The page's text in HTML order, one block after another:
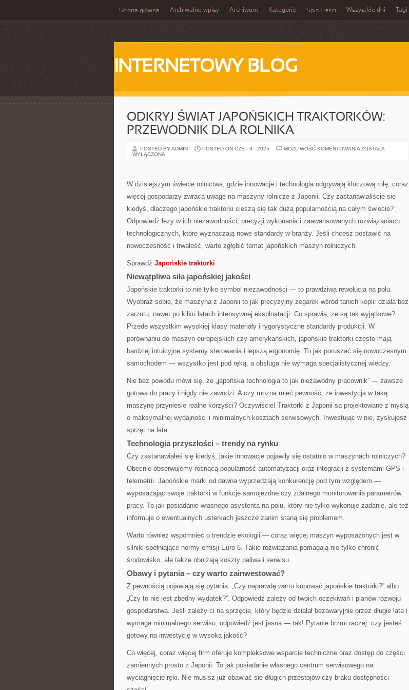
Strona główna Archiwalne wpisy Archiwum Kategorie Spis Treści Wszystkie dni Tagi
INTERNETOWY BLOG
ODKRYJ ŚWIAT JAPOŃSKICH TRAKTORKÓW:
PRZEWODNIK DLA ROLNIKA
POSTED BY ADMIN POSTED ON CZE - 9 - 2025 MOŻLIWOŚĆ KOMENTOWANIA ODKRYJ
ROLNIKA
ZOSTAŁA
WYŁĄCZONA
W dzisiejszym świecie rolnictwa, gdzie innowacje i technologia odgrywają kluczową rolę, coraz
więcej gospodarzy zwraca uwagę na maszyny rolnicze z Japonii. Czy zastanawialiście się
kiedyś, dlaczego japońskie traktorki cieszą się tak dużą popularnością na całym świecie?
Odpowiedź leży w ich niezawodności, precyzji wykonania i zaawansowanych rozwiązaniach
technologicznych, które wyznaczają nowe standardy w branży. Jeśli chcesz postawić na
nowoczesność i trwałość, warto zgłębić temat japońskich maszyn rolniczych.
Sprawdź Japońskie traktorki
Niewątpliwa siła japońskiej jakości
Japońskie traktorki to nie tylko symbol niezawodności — to prawdziwa rewolucja na polu.
Wyobraź sobie, że maszyna z Japonii to jak precyzyjny zegarek wśród tanich kopii: działa bez
zarzutu, nawet po kilku latach intensywnej eksploatacji. Co sprawia, że są tak wyjątkowe?
Przede wszystkim wysokiej klasy materiały i rygorystyczne standardy produkcji. W
porównaniu do maszyn europejskich czy amerykańskich, japońskie traktorki często mają
bardziej intuicyjne systemy sterowania i lepszą ergonomię. To jak poruszać się nowoczesnym
samochodem — wszystko jest pod ręką, a obsługa nie wymaga specjalistycznej wiedzy.
Nie bez powodu mówi się, że „japońska technologia to jak niezawodny pracownik” — zawsze
gotowa do pracy i nigdy nie zawodzi. A czy można mieć pewność, że inwestycja w taką
maszynę przyniesie realne korzyści? Oczywiście! Traktorki z Japonii są projektowane z myślą
o maksymalnej wydajności i minimalnych kosztach serwisowych. Inwestując w nie, zyskujesz
sprzęt na lata.
Technologia przyszłości – trendy na rynku
Czy zastanawiałeś się kiedyś, jakie innowacje pojawiły się ostatnio w maszynach rolniczych?
Obecnie obserwujemy rosnącą popularność automatyzacji oraz integracji z systemami GPS i
telemetrii. Japońskie marki od dawna wyprzedzają konkurencję pod tym względem —
wyposażając swoje traktorki w funkcje samojezdne czy zdalnego monitorowania parametrów
pracy. To jak posiadanie własnego asystenta na polu, który nie tylko wykonuje zadanie, ale też
informuje o ewentualnych usterkach jeszcze zanim staną się problemem.
Warto również wspomnieć o trendzie ekologii — coraz więcej maszyn wyposażonych jest w
silniki spełniające normy emisji Euro 6. Takie rozwiązania pomagają nie tylko chronić
środowisko, ale także obniżają koszty paliwa i serwisu.
Obawy i pytania – czy warto zainwestować?
Z pewnością pojawiają się pytania: „Czy naprawdę warto kupować japońskie traktorki?” albo
„Czy to nie jest zbędny wydatek?”. Odpowiedź zależy od twoich oczekiwań i planów rozwoju
gospodarstwa. Jeśli zależy ci na sprzęcie, który będzie działał bezawaryjnie przez długie lata i
wymaga minimalnego serwisu, odpowiedź jest jasna — tak! Pytanie brzmi raczej: czy jesteś
gotowy na inwestycję w wysoką jakość?
Co więcej, coraz więcej firm oferuje kompleksowe wsparcie techniczne oraz dostęp do części
zamiennych prosto z Japonii. To jak posiadanie własnego centrum serwisowego na
wyciągnięcie ręki. Nie musisz już obawiać się długich przestojów czy braku dostępności